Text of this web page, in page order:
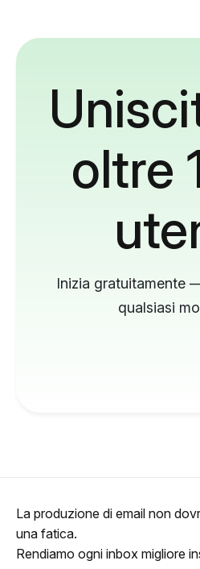
oltre
Inizia gratuitamente
qualsiasi
La produzione di email non
una fatica.
Rendiamo ogni inbox migliore